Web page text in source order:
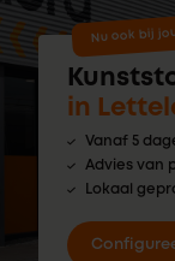
Nu ook bij
in
Vanaf 5
Advies van
Lokaal